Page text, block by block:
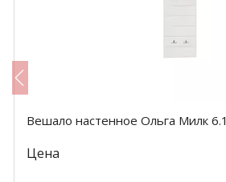
Вешало настенное Ольга Милк 6.1
Цена